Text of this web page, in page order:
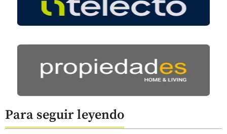
Para seguir leyendo